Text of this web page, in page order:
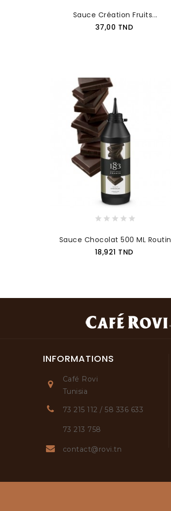
Sauce Création Fruits...
Prix
37,00 TND
Sauce Chocolat 500 ML Routin
Prix
18,921 TND
AJOUTER AU PANIER
INFORMATIONS
Café Rovi
Tunisia
73 215 112 / 58 336 633
73 213 758
contact@rovi.tn